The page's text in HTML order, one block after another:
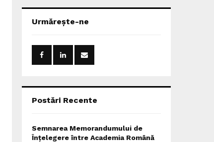
h
o
:
Urmărește-ne
Postări Recente
Semnarea Memorandumului de
Înțelegere între Academia Română